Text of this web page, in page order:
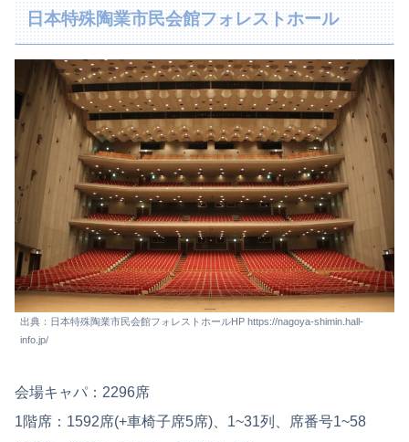
日本特殊陶業市民会館フォレストホール
出典：日本特殊陶業市民会館フォレストホールHP https://nagoya-shimin.hall-
info.jp/
会場キャパ：2296席
1階席：1592席(+車椅子席5席)、1~31列、席番号1~58